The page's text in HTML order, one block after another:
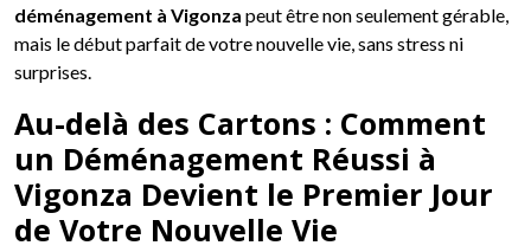
déménagement à Vigonza peut être non seulement gérable,
mais le début parfait de votre nouvelle vie, sans stress ni
surprises.
Au-delà des Cartons : Comment
un Déménagement Réussi à
Vigonza Devient le Premier Jour
de Votre Nouvelle Vie